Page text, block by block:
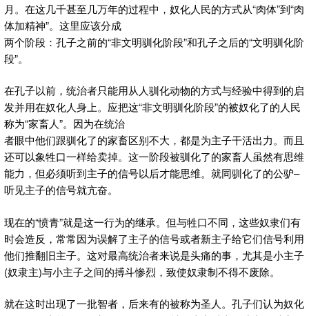
月。在这几千甚至几万年的过程中，奴化人民的方式从“肉体”到“肉
体加精神”。这里应该分成
两个阶段：孔子之前的“非文明驯化阶段”和孔子之后的“文明驯化阶
段”。
在孔子以前，统治者只能用从人驯化动物的方式与经验中得到的启
发并用在奴化人身上。应把这“非文明驯化阶段”的被奴化了的人民
称为“家畜人”。因为在统治
者眼中他们跟驯化了的家畜区别不大，都是为主子干活出力。而且
还可以象牲口一样给卖掉。这一阶段被驯化了的家畜人虽然有思维
能力，但必须听到主子的信号以后才能思维。就同驯化了的公驴–
听见主子的信号就亢奋。
现在的“愤青”就是这一行为的继承。但与牲口不同，这些奴隶们有
时会造反，常常因为误解了主子的信号或者新主子给它们信号利用
他们推翻旧主子。这对最高统治者来说是头痛的事，尤其是小主子
(奴隶主)与小主子之间的搏斗惨烈，致使奴隶制不得不废除。
就在这时出现了一批智者，后来有的被称为圣人。孔子们认为奴化